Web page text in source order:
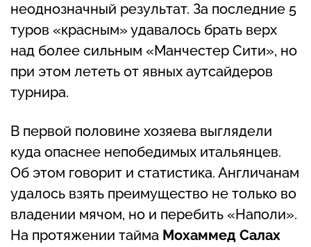
неоднозначный результат. За последние 5
туров «красным» удавалось брать верх
над более сильным «Манчестер Сити», но
при этом лететь от явных аутсайдеров
турнира.
В первой половине хозяева выглядели
куда опаснее непобедимых итальянцев.
Об этом говорит и статистика. Англичанам
удалось взять преимущество не только во
владении мячом, но и перебить «Наполи».
На протяжении тайма Мохаммед Салах